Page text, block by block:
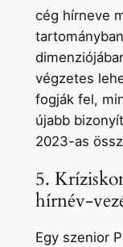
cég hírneve
végzetes
fogják fel,
újabb
2023-as
5.
hírnév-
Egy szenior